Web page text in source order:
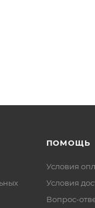
ПОМОЩЬ
Условия
Условия
Вопрос-